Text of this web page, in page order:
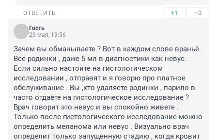
ОТВЕТИТЬ +1 –0
Гость
29 мая, 19:56
Зачем вы обманываете ? Вот в каждом слове враньё .
Все родинки , даже 5 мл в диагностики как невус.
Если сильно настоите на гистологическом
исследовании , отправят и я говорю про платное
обслуживание . Вы ,кто удаляете родинки , парило в
часто отдаёте на гистологическое исследование ?
Врач говорит это невус и вы спокойно живете .
Только после гистологического исследование можно
определить меланома или невус . Визуально врач
определит только запущенную стадию , когда кровит